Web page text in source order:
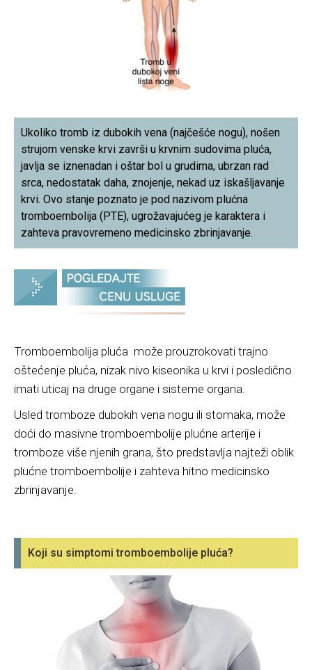
Ukoliko tromb iz dubokih vena (najčešće nogu), nošen
strujom venske krvi završi u krvnim sudovima pluća,
javlja se iznenadan i oštar bol u grudima, ubrzan rad
srca, nedostatak daha, znojenje, nekad uz iskašljavanje
krvi. Ovo stanje poznato je pod nazivom plućna
tromboembolija (PTE), ugrožavajućeg je karaktera i
zahteva pravovremeno medicinsko zbrinjavanje.
Tromboembolija pluća može prouzrokovati trajno
oštećenje pluća, nizak nivo kiseonika u krvi i posledično
imati uticaj na druge organe i sisteme organa.
Usled tromboze dubokih vena nogu ili stomaka, može
doći do masivne tromboembolije plućne arterije i
tromboze više njenih grana, što predstavlja najteži oblik
plućne tromboembolije i zahteva hitno medicinsko
zbrinjavanje.
Koji su simptomi tromboembolije pluća?